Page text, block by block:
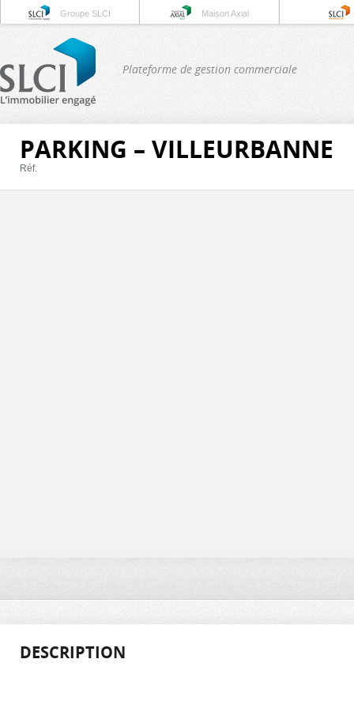
Groupe SLCI Maison Axial
Plateforme de gestion commerciale
PARKING – VILLEURBANNE
Réf.
DESCRIPTION